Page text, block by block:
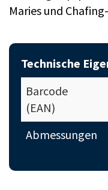
Maries und
Technische
Barcode
(EAN)
Abmessungen